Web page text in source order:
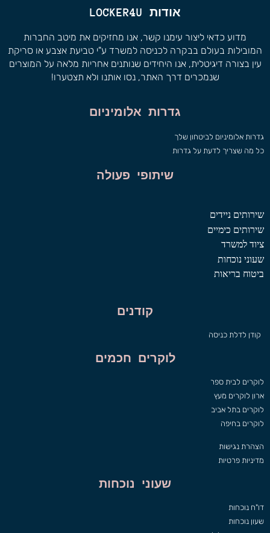
אודות LOCKER4U
מדוע כדאי ליצור עימנו קשר, אנו מחזיקים את מיטב החברות
המובילות בעולם בבקרה לכניסה למשרד ע"י טביעת אצבע או סריקת
עין בצורה דיגיטלית, אנו היחידים שנותנים אחריות מלאה על המוצרים
שנמכרים דרך האתר, נסו אותנו ולא תצטערו!
גדרות אלומיניום
גדרות אלומיניום לביטחון שלך
כל מה שצריך לדעת על גדרות
שיתופי פעולה
שירותים ניידים
שירותים כימיים
ציוד למשרד
שעוני נוכחות
ביטוח בריאות
קודנים
קודן לדלת כניסה
לוקרים חכמים
לוקרים לבית ספר
ארון לוקרים מעץ
לוקרים בתל אביב
לוקרים בחיפה
הצהרת נגישות
מדיניות פרטיות
שעוני נוכחות
דו"ח נוכחות
שעון נוכחות